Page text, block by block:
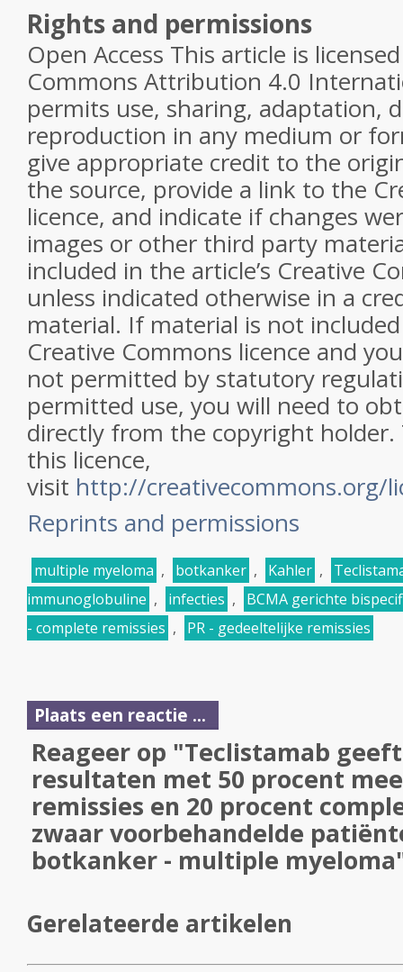
Rights and permissions
Open Access This article is
Commons Attribution 4.0
permits use, sharing, adaptation,
reproduction in any medium or
give appropriate credit to the
the source, provide a link to the
licence, and indicate if changes
images or other third party
included in the article’s Creative
unless indicated otherwise in a
material. If material is not included
Creative Commons licence and
not permitted by statutory
permitted use, you will need to
directly from the copyright holder.
this licence,
visit http://creativecommons.org/
Reprints and permissions
multiple myeloma , botkanker , Kahler ,
immunoglobuline , infecties ,
BCMA gerichte
- complete remissies , PR - gedeeltelijke remissies
Plaats een reactie ...
Reageer op "Teclistamab
resultaten met 50 procent
remissies en 20 procent
zwaar voorbehandelde
botkanker - multiple
Gerelateerde artikelen